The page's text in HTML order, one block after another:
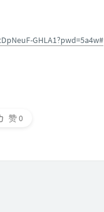
GHLA1?pwd=5a4w#
赞0